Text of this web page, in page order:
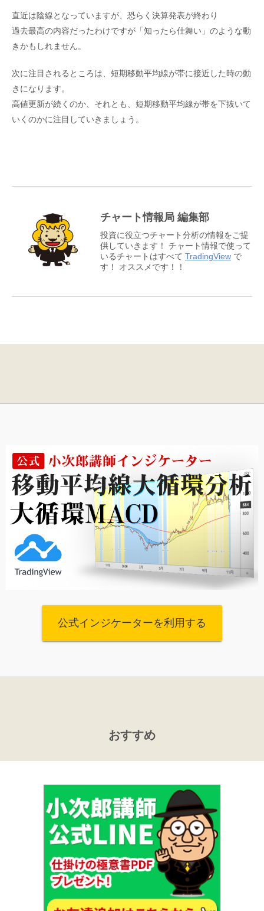
直近は陰線となっていますが、恐らく決算発表が終わり
過去最高の内容だったわけですが「知ったら仕舞い」のような動
きかもしれません。
次に注目されるところは、短期移動平均線が帯に接近した時の動
きになります。
高値更新が続くのか、それとも、短期移動平均線が帯を下抜いて
いくのかに注目していきましょう。
チャート情報局 編集部
投資に役立つチャート分析の情報をご提
供していきます！ チャート情報で使って
いるチャートはすべて TradingView で
す！ オススメです！！
公式インジケーターを利用する
おすすめ